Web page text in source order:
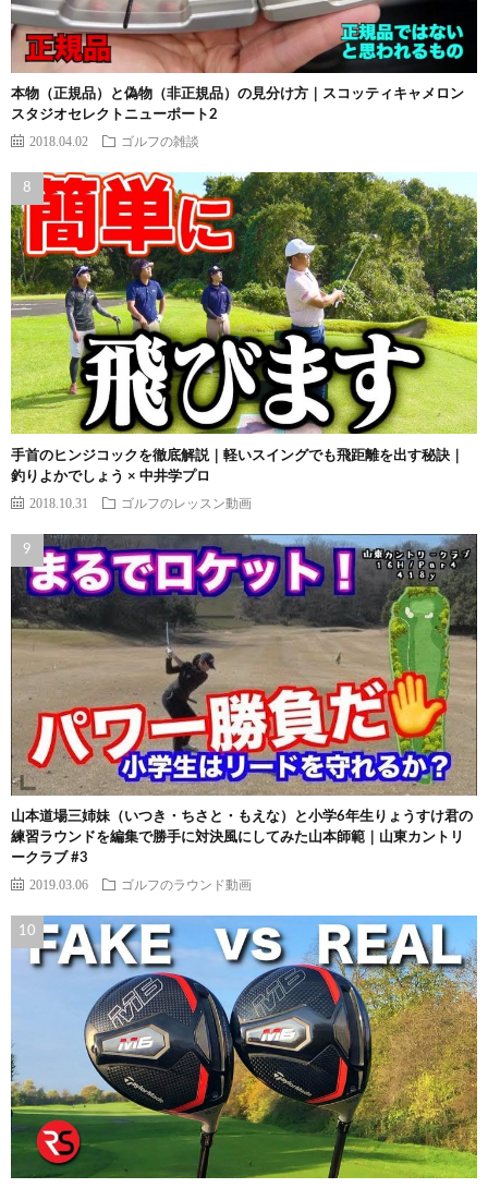
本物（正規品）と偽物（非正規品）の見分け方｜スコッティキャメロン
スタジオセレクトニューポート2
2018.04.02 ゴルフの雑談
手首のヒンジコックを徹底解説｜軽いスイングでも飛距離を出す秘訣｜
釣りよかでしょう × 中井学プロ
2018.10.31 ゴルフのレッスン動画
山本道場三姉妹（いつき・ちさと・もえな）と小学6年生りょうすけ君の
練習ラウンドを編集で勝手に対決風にしてみた山本師範｜山東カントリ
ークラブ #3
2019.03.06 ゴルフのラウンド動画